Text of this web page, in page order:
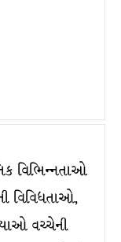
વિભિન્નતાઓ
વિવિધતાઓ,
વચ્ચેની